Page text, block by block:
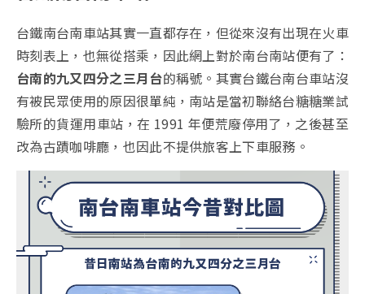
台鐵南台南車站其實一直都存在，但從來沒有出現在火車
時刻表上，也無從搭乘，因此網上對於南台南站便有了：
台南的九又四分之三月台的稱號。其實台鐵台南台車站沒
有被民眾使用的原因很單純，南站是當初聯絡台糖糖業試
驗所的貨運用車站，在 1991 年便荒廢停用了，之後甚至
改為古蹟咖啡廳，也因此不提供旅客上下車服務。